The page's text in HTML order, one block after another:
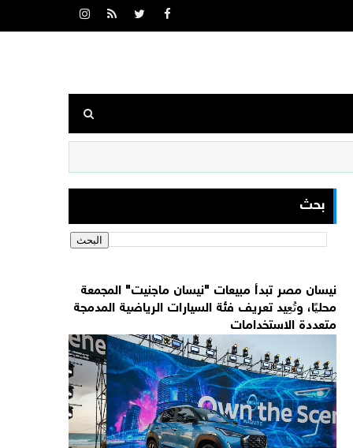
بحث
نيسان مصر تبدأ مبيعات "نيسان ماجنيت" المجمعة
محليًا، وتُعِيد تعريف فئة السيارات الرياضية المدمجة
متعددة الاستخدامات